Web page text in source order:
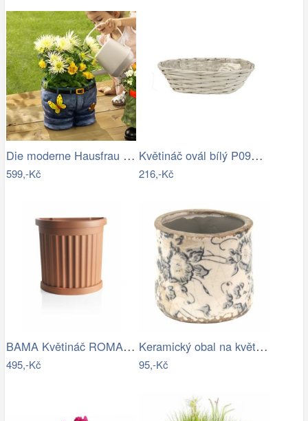
Die moderne Hausfrau Květináč Kalhoty
599,-Kč
Květináč ovál bílý P0990/4
216,-Kč
BAMA Květináč ROMA 35L
495,-Kč
Keramický obal na květináč se šedými…
95,-Kč